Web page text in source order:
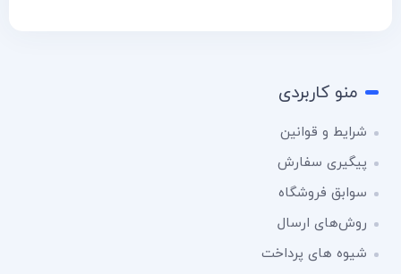
منو کاربردی
شرایط و قوانین
پیگیری سفارش
سوابق فروشگاه
روش‌های ارسال
شیوه های پرداخت